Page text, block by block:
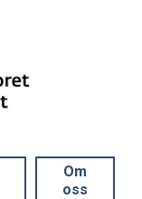
Om
oss